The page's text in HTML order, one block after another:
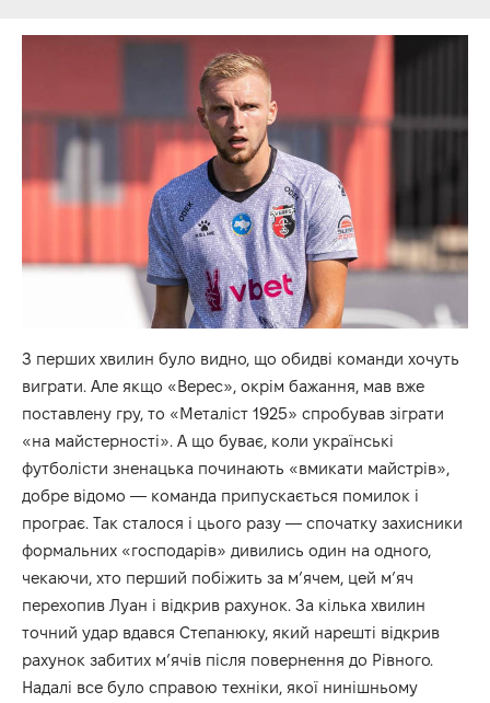
З перших хвилин було видно, що обидві команди хочуть
виграти. Але якщо «Верес», окрім бажання, мав вже
поставлену гру, то «Металіст 1925» спробував зіграти
«на майстерності». А що буває, коли українські
футболісти зненацька починають «вмикати майстрів»,
добре відомо — команда припускається помилок і
програє. Так сталося і цього разу — спочатку захисники
формальних «господарів» дивились один на одного,
чекаючи, хто перший побіжить за м’ячем, цей м’яч
перехопив Луан і відкрив рахунок. За кілька хвилин
точний удар вдався Степанюку, який нарешті відкрив
рахунок забитих м’ячів після повернення до Рівного.
Надалі все було справою техніки, якої нинішньому